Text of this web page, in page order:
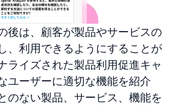
後は、顧客が製品やサービスの
、利用できるようにすることが
ライズされた製品利用促進キャ
ユーザーに適切な機能を紹介
のない製品、サービス、機能を